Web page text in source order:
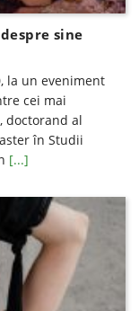
sine
la un eveniment
cei mai
doctorand al
în Studii
[...]